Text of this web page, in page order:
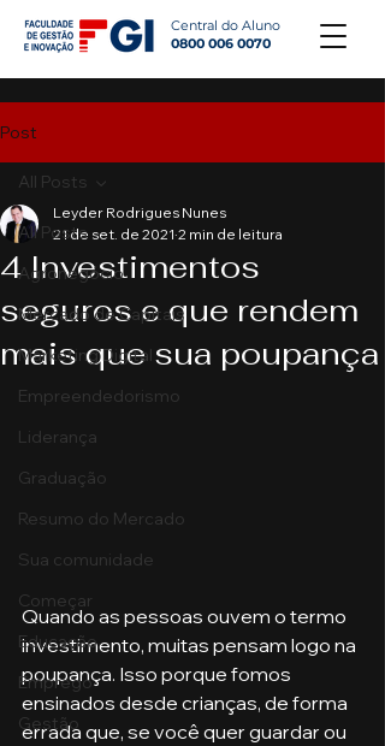
Central do Aluno
0800 006 0070
Post
All Posts
Agronegócio
Mercado de Capitais
Marketing Digital
Empreendedorismo
Liderança
Graduação
Resumo do Mercado
Sua comunidade
Começar
Educação
Emprego
Gestão
All Posts
4 Investimentos
seguros e que rendem
mais que sua poupança
Leyder Rodrigues Nunes
21 de set. de 2021 2 min de leitura
Quando as pessoas ouvem o termo
investimento, muitas pensam logo na
poupança. Isso porque fomos
ensinados desde crianças, de forma
errada que, se você quer guardar ou